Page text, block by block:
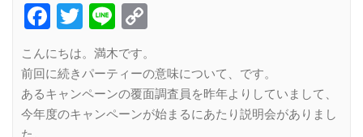
Facebook
Twitter
Line
こんにちは。満木です。
前回に続きパーティーの意味について、です。
あるキャンペーンの覆面調査員を昨年よりしていまして、
今年度のキャンペーンが始まるにあたり説明会がありまし